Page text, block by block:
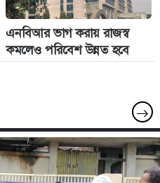
এনবিআর ভাগ করায় রাজস্ব
কমলেও পরিবেশ উন্নত হবে